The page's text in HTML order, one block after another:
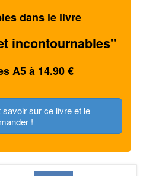
dans le livre
incontournables"
A5 à 14.90 €
sur ce livre et le
!